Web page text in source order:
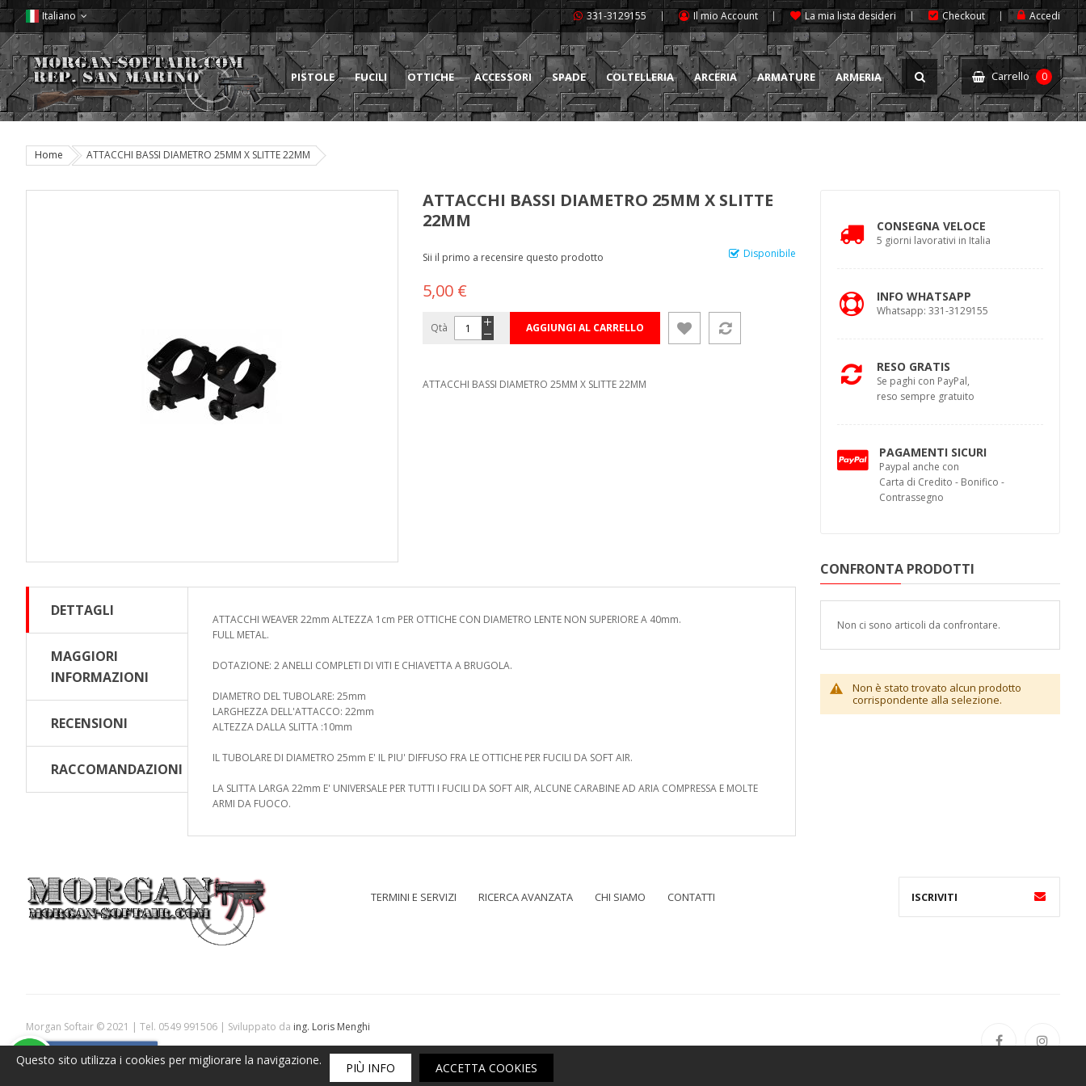
Questo sito utilizza i cookies per migliorare la navigazione.
PIÙ INFO ACCETTA COOKIES
Italiano 331-3129155 Il mio Account La mia lista desideri Checkout Accedi
PISTOLE FUCILI OTTICHE ACCESSORI SPADE COLTELLERIA ARCERIA ARMATURE ARMERIA Carrello 0
Home ATTACCHI BASSI DIAMETRO 25MM X SLITTE 22MM
ATTACCHI BASSI DIAMETRO 25MM X SLITTE
22MM
Disponibile
Sii il primo a recensire questo prodotto
5,00 €
Qtà AGGIUNGI AL CARRELLO
ATTACCHI BASSI DIAMETRO 25MM X SLITTE 22MM
DETTAGLI
MAGGIORI
INFORMAZIONI
RECENSIONI
RACCOMANDAZIONI
ATTACCHI WEAVER 22mm ALTEZZA 1cm PER OTTICHE CON DIAMETRO LENTE NON SUPERIORE A 40mm.
FULL METAL.
DOTAZIONE: 2 ANELLI COMPLETI DI VITI E CHIAVETTA A BRUGOLA.
DIAMETRO DEL TUBOLARE: 25mm
LARGHEZZA DELL'ATTACCO: 22mm
ALTEZZA DALLA SLITTA :10mm
IL TUBOLARE DI DIAMETRO 25mm E' IL PIU' DIFFUSO FRA LE OTTICHE PER FUCILI DA SOFT AIR.
LA SLITTA LARGA 22mm E' UNIVERSALE PER TUTTI I FUCILI DA SOFT AIR, ALCUNE CARABINE AD ARIA COMPRESSA E MOLTE
ARMI DA FUOCO.
CONSEGNA VELOCE
5 giorni lavorativi in Italia
INFO WHATSAPP
Whatsapp: 331-3129155
RESO GRATIS
Se paghi con PayPal,
reso sempre gratuito
PAGAMENTI SICURI
Paypal anche con
Carta di Credito - Bonifico -
Contrassegno
CONFRONTA PRODOTTI
Non ci sono articoli da confrontare.
Non è stato trovato alcun prodotto
corrispondente alla selezione.
TERMINI E SERVIZI RICERCA AVANZATA CHI SIAMO CONTATTI
Morgan Softair © 2021 | Tel. 0549 991506 | Sviluppato da ing. Loris Menghi
Armeria leggeracodice operatore economico n° 19283 codice operatore sito web n° 200 del registro ecommerce | indirizzo 1° sede: Piazzetta Garibaldi,13 | indirizzo 2° sede: Via Basilicus, 29 | cap:47890 San Marino